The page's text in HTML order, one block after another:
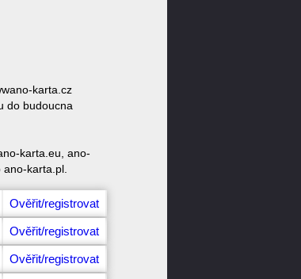
karta.cz
do budoucna
karta.eu, ano-
karta.pl.
Ověřit/registrovat
Ověřit/registrovat
Ověřit/registrovat